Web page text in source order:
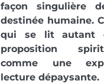
façon singulière
destinée humaine.
qui se lit autant
proposition
comme une
lecture dépaysante.